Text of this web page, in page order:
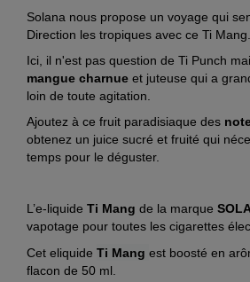
Solana nous propose un voyage qui
Direction les tropiques avec ce Ti Mang.
Ici, il n'est pas question de Ti Punch
mangue charnue et juteuse qui a
loin de toute agitation.
Ajoutez à ce fruit paradisiaque des
obtenez un juice sucré et fruité qui
temps pour le déguster.
L’e-liquide Ti Mang de la marque
vapotage pour toutes les cigarettes
Cet eliquide Ti Mang est boosté en
flacon de 50 ml.